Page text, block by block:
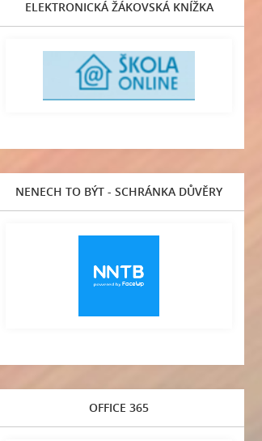
ELEKTRONICKÁ ŽÁKOVSKÁ KNÍŽKA
NENECH TO BÝT - SCHRÁNKA DŮVĚRY
OFFICE 365